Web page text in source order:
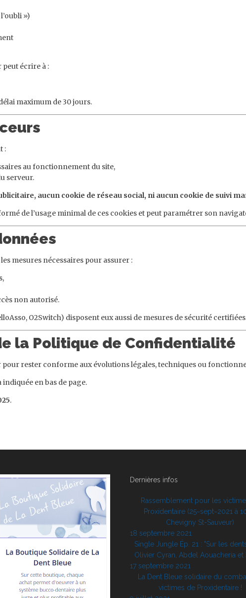
»)
peut écrire à :
maximum de 30 jours.
:
au fonctionnement du site,
serveur.
aucun cookie de réseau social, ni aucun cookie de suivi
de l’usage minimal de ces cookies et peut paramétrer son
mesures nécessaires pour assurer :
non autorisé.
O2Switch) disposent eux aussi de mesures de sécurité
la Politique de Confidentialité
pour rester conforme aux évolutions légales, techniques ou
en bas de page.
.
Dernières infos
Rassemblement pour les
Proxidentaire (25~sept~2021 à
Chevigny St-Sauveur)
18 septembre 2021
Single Jungle Ép. 21 : "Sur les
Olivier Cyran, Abdel Aouacheria et
17 septembre 2021
La Dent Bleue solidaire du
victimes de Proxidentaire !